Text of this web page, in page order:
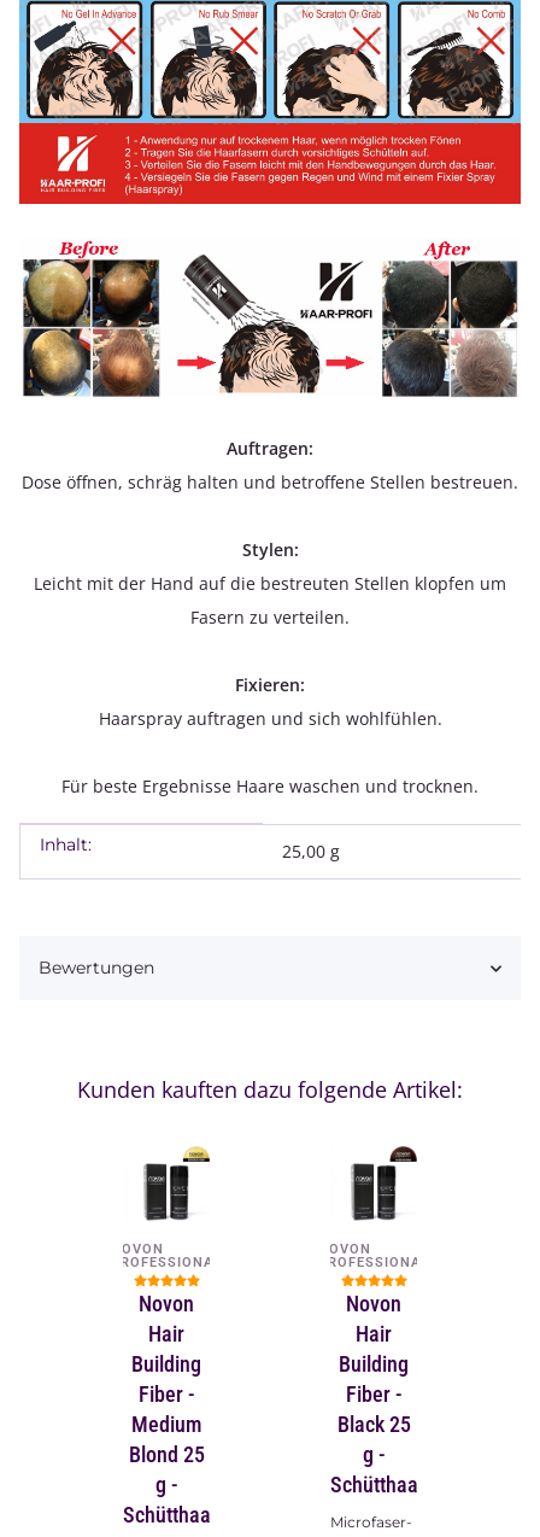
Auftragen:
Dose öffnen, schräg halten und betroffene Stellen bestreuen.
Stylen:
Leicht mit der Hand auf die bestreuten Stellen klopfen um
Fasern zu verteilen.
Fixieren:
Haarspray auftragen und sich wohlfühlen.
Für beste Ergebnisse Haare waschen und trocknen.
Produkteigenschaft
Wert
Inhalt: 25,00 g
Bewertungen
Kunden kauften dazu folgende Artikel:
NOVON
PROFESSIONAL
Novon
Hair
Building
Fiber -
Medium
Blond 25
g -
Schütthaar
NOVON
PROFESSIONAL
Novon
Hair
Building
Fiber -
Black 25
g -
Schütthaar
Microfaser-